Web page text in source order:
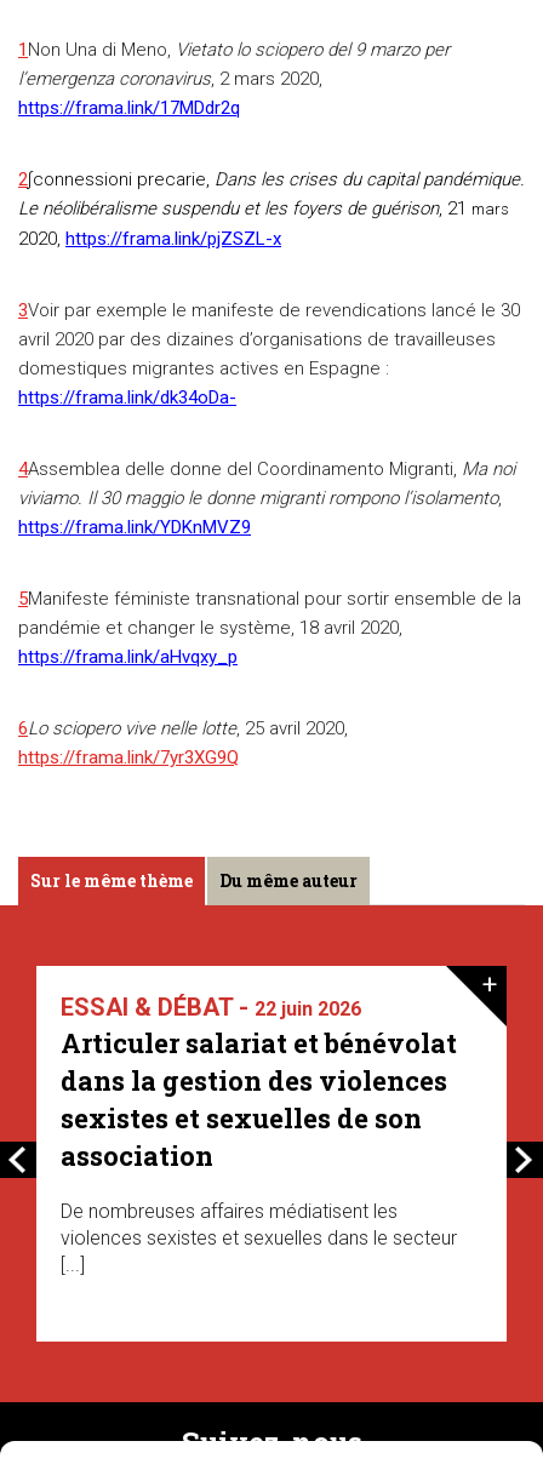
1 Non Una di Meno, Vietato lo sciopero del 9 marzo per
l’emergenza coronavirus, 2 mars 2020,
https://frama.link/17MDdr2q
2∫connessioni precarie, Dans les crises du capital pandémique.
Le néolibéralisme suspendu et les foyers de guérison, 21 mars
2020, https://frama.link/pjZSZL-x
3Voir par exemple le manifeste de revendications lancé le 30
avril 2020 par des dizaines d’organisations de travailleuses
domestiques migrantes actives en Espagne :
https://frama.link/dk34oDa-
4Assemblea delle donne del Coordinamento Migranti, Ma noi
viviamo. Il 30 maggio le donne migranti rompono l’isolamento,
https://frama.link/YDKnMVZ9
5Manifeste féministe transnational pour sortir ensemble de la
pandémie et changer le système, 18 avril 2020,
https://frama.link/aHvqxy_p
6Lo sciopero vive nelle lotte, 25 avril 2020,
https://frama.link/7yr3XG9Q
Sur le même thème Du même auteur
ESSAI & DÉBAT - 22 juin 2026
Articuler salariat et bénévolat
dans la gestion des violences
sexistes et sexuelles de son
association
De nombreuses affaires médiatisent les
violences sexistes et sexuelles dans le secteur
[...]
+
Suivez-nous